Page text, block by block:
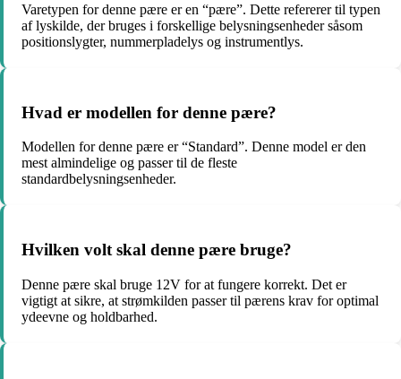
Varetypen for denne pære er en “pære”. Dette refererer til typen
af lyskilde, der bruges i forskellige belysningsenheder såsom
positionslygter, nummerpladelys og instrumentlys.
Hvad er modellen for denne pære?
Modellen for denne pære er “Standard”. Denne model er den
mest almindelige og passer til de fleste
standardbelysningsenheder.
Hvilken volt skal denne pære bruge?
Denne pære skal bruge 12V for at fungere korrekt. Det er
vigtigt at sikre, at strømkilden passer til pærens krav for optimal
ydeevne og holdbarhed.